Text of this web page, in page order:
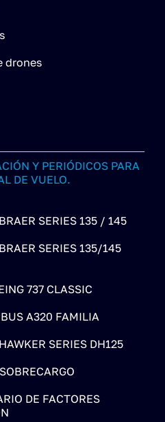
drones
Y PERIÓDICOS PARA
DE VUELO.
SERIES 135 / 145
SERIES 135/145
737 CLASSIC
A320 FAMILIA
SERIES DH125
DE FACTORES